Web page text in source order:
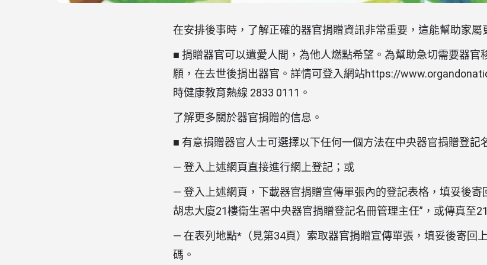
在安排後事時，了解正確的器官捐贈資訊非常重要，這能幫助家屬
■ 捐贈器官可以遺愛人間，為他人燃點希望。為幫助急切需要器官
願，在去世後捐出器官。詳情可登入網站https://
時健康教育熱線 2833 0111。
了解更多關於器官捐贈的信息。
■ 有意捐贈器官人士可選擇以下任何一個方法在中央器官捐贈登記
— 登入上述網頁直接進行網上登記；或
— 登入上述網頁，下載器官捐贈宣傳單張內的登記表格，填妥後寄
胡忠大廈21樓衞生署中央器官捐贈登記名冊管理主任”，或傳真至
— 在表列地點*（見第34頁）索取器官捐贈宣傳單張，填妥後寄回
碼。